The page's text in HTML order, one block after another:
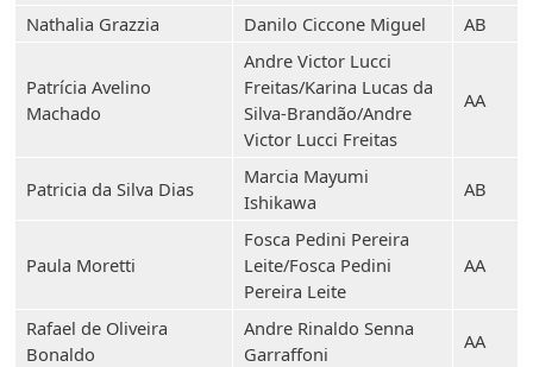
Nathalia Grazzia Danilo Ciccone Miguel AB
Patrícia Avelino
Machado
Andre Victor Lucci
Freitas/Karina Lucas da
Silva-Brandão/Andre
Victor Lucci Freitas
AA
Patricia da Silva Dias
Marcia Mayumi
Ishikawa
AB
Paula Moretti
Fosca Pedini Pereira
Leite/Fosca Pedini
Pereira Leite
AA
Rafael de Oliveira
Bonaldo
Andre Rinaldo Senna
Garraffoni
AA